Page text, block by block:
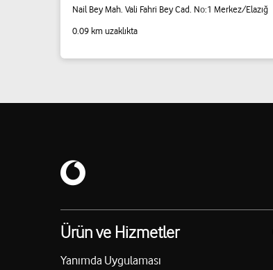
Nail Bey Mah. Vali Fahri Bey Cad. No:1 Merkez/Elazığ
0.09 km uzaklıkta
Ürün ve Hizmetler
Yanımda Uygulaması